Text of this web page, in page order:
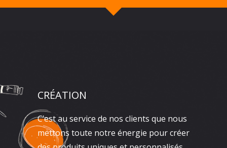
CRÉATION
C’est au service de nos clients que nous
mettons toute notre énergie pour créer